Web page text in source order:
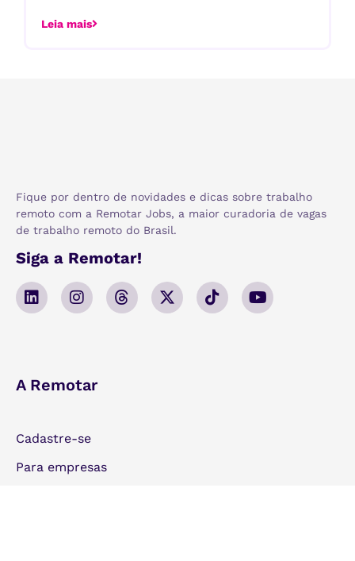
Leia mais
Fique por dentro de novidades e dicas sobre trabalho
remoto com a Remotar Jobs, a maior curadoria de vagas
de trabalho remoto do Brasil.
Siga a Remotar!
A Remotar
Cadastre-se
Para empresas